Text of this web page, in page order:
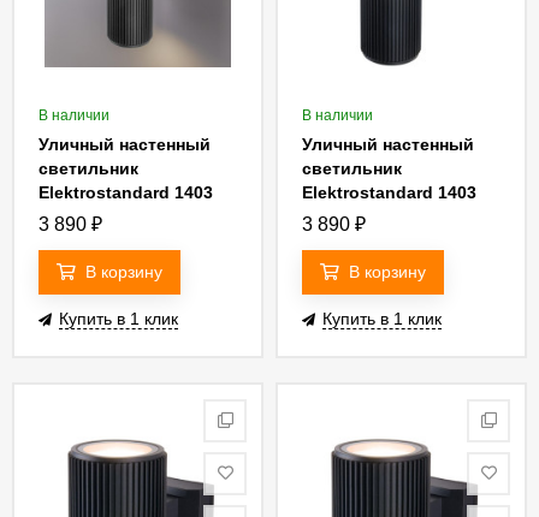
В наличии
Уличный настенный
светильник
Elektrostandard 1403
Techno 4690389067648
3 890 ₽
В корзину
Купить в 1 клик
В наличии
Уличный настенный
светильник
Elektrostandard 1403
Techno 4690389073007
3 890 ₽
В корзину
Купить в 1 клик